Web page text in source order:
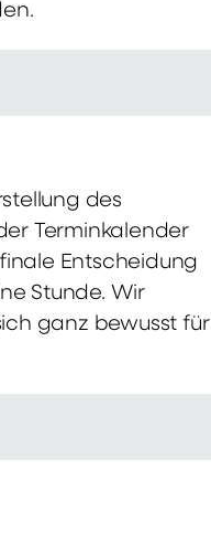
des
Terminkalender
Entscheidung
Stunde. Wir
ganz bewusst für